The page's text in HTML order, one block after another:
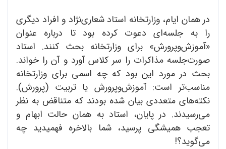
در همان ایام، وزارتخانه استاد شعاری‌نژاد و افراد دیگری
را به جلسه‌ای دعوت کرده بود تا درباره عنوان
«آموزش‌وپرورش» برای وزارتخانه بحث کنند. استاد
صورت‌جلسه مذاکرات را سر کلاس آورد و آن را خواند.
بحث در مورد این بود که چه اسمی برای وزارتخانه
مناسب‌تر است: آموزش‌وپرورش یا تربیت (پرورش).
نکته‌های متعددی بیان شده بودند که متناقض به نظر
می‌رسیدند. در پایان، استاد به همان حالت ابهام و
تعجب همیشگی پرسید، شما بالاخره فهمیدید چه
می‌گوید؟!